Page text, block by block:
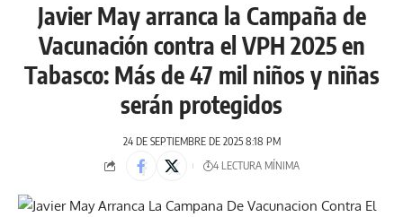
Javier May arranca la Campaña de
Vacunación contra el VPH 2025 en
Tabasco: Más de 47 mil niños y niñas
serán protegidos
24 DE SEPTIEMBRE DE 2025 8:18 PM
4 LECTURA MÍNIMA